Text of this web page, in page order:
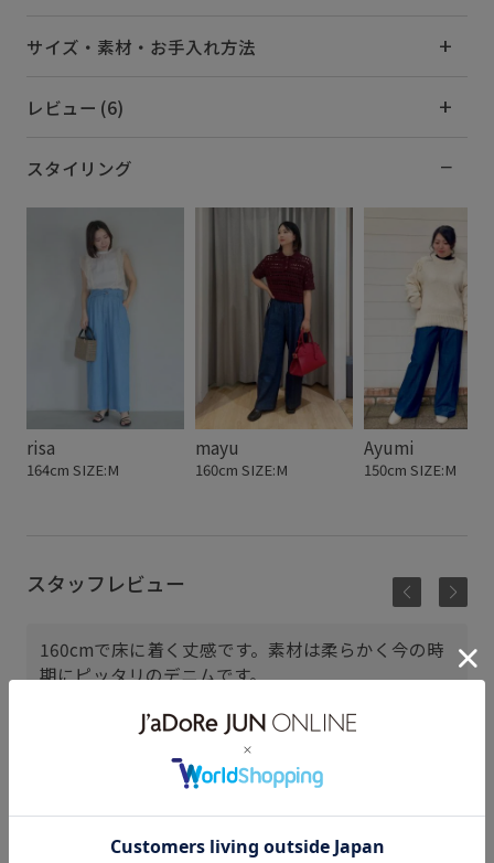
サイズ・素材・お手入れ方法
レビュー (6)
スタイリング
risa
164cm SIZE:M
mayu
160cm SIZE:M
Ayumi
150cm SIZE:M
スタッフレビュー
160cmで床に着く丈感です。素材は柔らかく今の時
期にピッタリのデニムです。
三井アウトレットパーク ジャズ
ドリーム長島
mayu (160cm)
普段のボトムスサイズ： M